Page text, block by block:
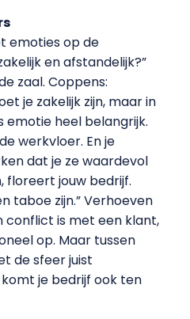
emoties op de
en afstandelijk?”
zaal. Coppens:
je zakelijk zijn, maar in
emotie heel belangrijk.
werkvloer. En je
dat je ze waardevol
floreert jouw bedrijf.
taboe zijn.” Verhoeven
conflict is met een klant,
op. Maar tussen
de sfeer juist
je bedrijf ook ten